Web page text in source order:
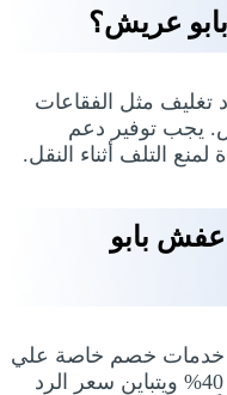
عريش؟
تغليف مثل الفقاعات
يجب توفير دعم
لمنع التلف أثناء النقل.
بابو
خدمات خصم خاصة علي
نقل العفش بالرد الواحد بنسبة تبلغ 40% ويتباين سعر الرد